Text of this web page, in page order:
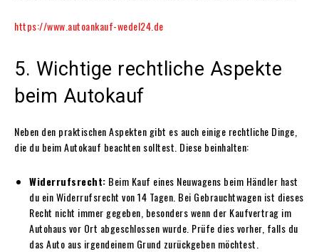
https://www.autoankauf-wedel24.de
5. Wichtige rechtliche Aspekte
beim Autokauf
Neben den praktischen Aspekten gibt es auch einige rechtliche Dinge,
die du beim Autokauf beachten solltest. Diese beinhalten:
Widerrufsrecht: Beim Kauf eines Neuwagens beim Händler hast
du ein Widerrufsrecht von 14 Tagen. Bei Gebrauchtwagen ist dieses
Recht nicht immer gegeben, besonders wenn der Kaufvertrag im
Autohaus vor Ort abgeschlossen wurde. Prüfe dies vorher, falls du
das Auto aus irgendeinem Grund zurückgeben möchtest.